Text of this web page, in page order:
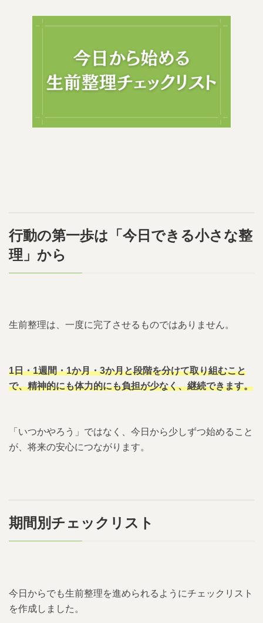
行動の第一歩は「今日できる小さな整
理」から
生前整理は、一度に完了させるものではありません。
1日・1週間・1か月・3か月と段階を分けて取り組むこと
で、精神的にも体力的にも負担が少なく、継続できます。
「いつかやろう」ではなく、今日から少しずつ始めること
が、将来の安心につながります。
期間別チェックリスト
今日からでも生前整理を進められるようにチェックリスト
を作成しました。